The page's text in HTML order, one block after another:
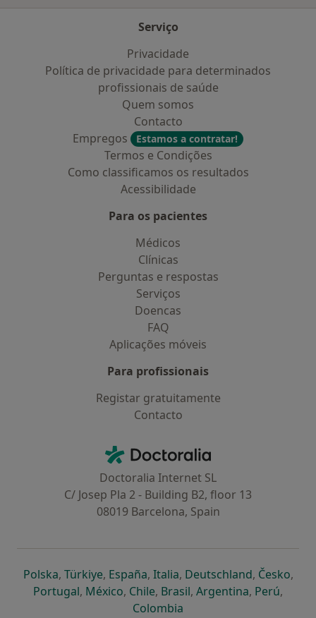
Serviço
Privacidade
Política de privacidade para determinados
profissionais de saúde
Quem somos
Contacto
Empregos
Estamos a contratar!
Termos e Condições
Como classificamos os resultados
Acessibilidade
Para os pacientes
Médicos
Clínicas
Perguntas e respostas
Serviços
Doencas
FAQ
Aplicações móveis
Para profissionais
Registar gratuitamente
Contacto
Doctoralia - Homepage
Doctoralia Internet SL
C/ Josep Pla 2 - Building B2, floor 13
08019 Barcelona, Spain
Polskaabre num novo separador
, Türkiyeabre num novo separador
, Españaabre num novo separador
, Italiaabre num novo
, Deutschlandabre num
, Česko,
Portugalabre num novo separador
, Méxicoabre num novo separador
, Chileabre num novo separador
, Brasilabre num novo
, Argentinaabre num
, Perúabre
,
Colombia